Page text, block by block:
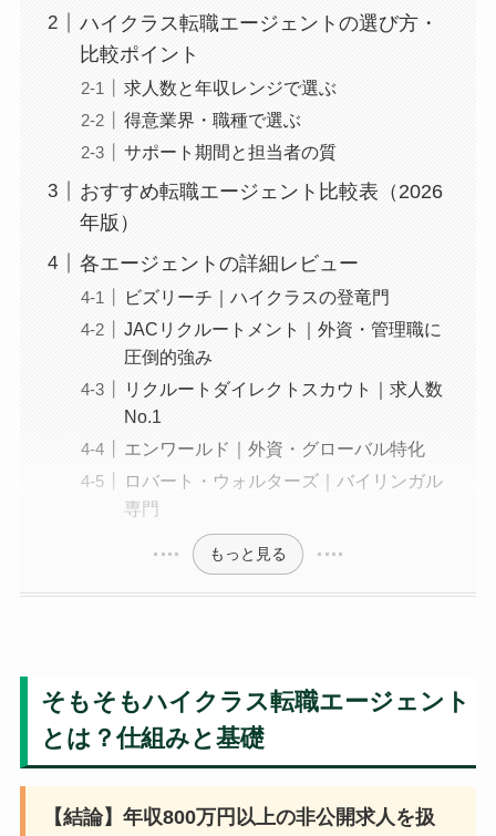
ハイクラス転職エージェントの選び方・
比較ポイント
求人数と年収レンジで選ぶ
得意業界・職種で選ぶ
サポート期間と担当者の質
おすすめ転職エージェント比較表（2026
年版）
各エージェントの詳細レビュー
ビズリーチ｜ハイクラスの登竜門
JACリクルートメント｜外資・管理職に
圧倒的強み
リクルートダイレクトスカウト｜求人数
No.1
エンワールド｜外資・グローバル特化
ロバート・ウォルターズ｜バイリンガル
専門
もっと見る
そもそもハイクラス転職エージェント
とは？仕組みと基礎
【結論】年収800万円以上の非公開求人を扱